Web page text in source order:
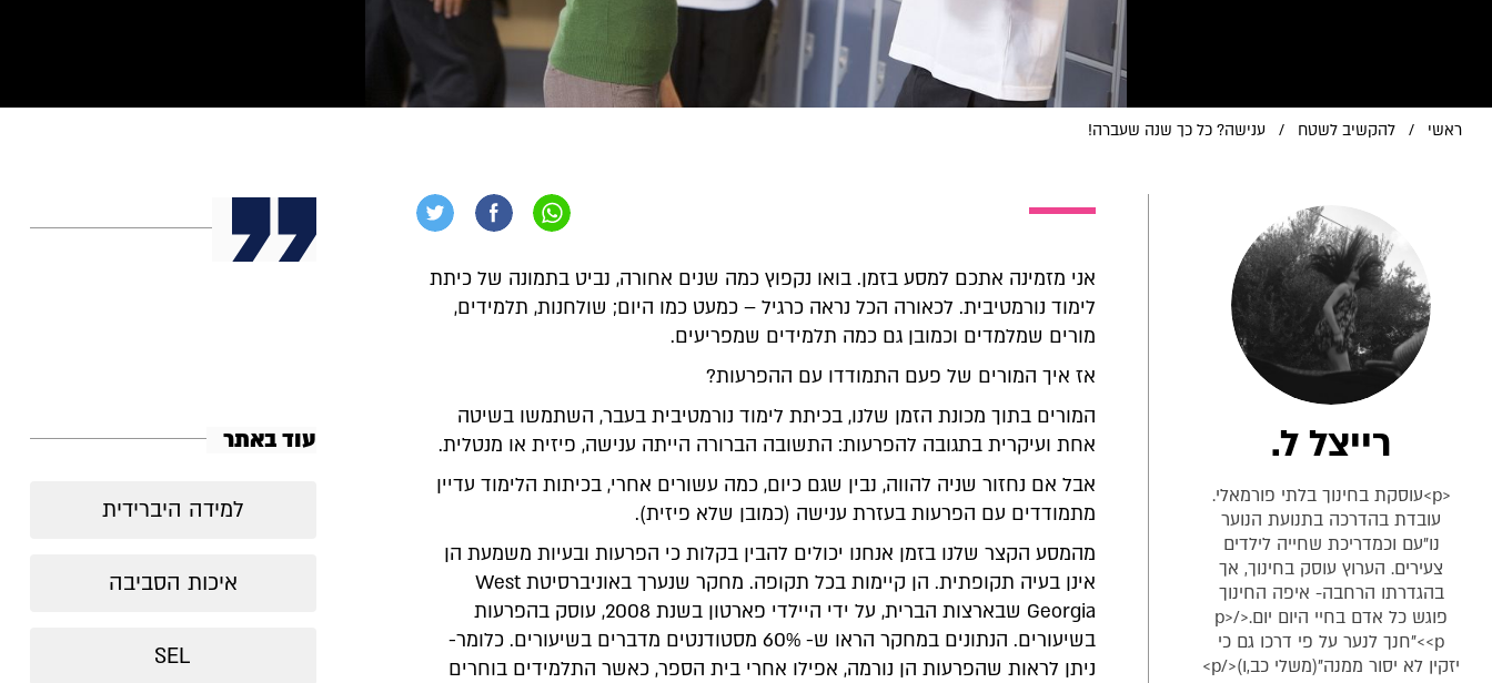
ראשי / להקשיב לשטח / ענישה? כל כך שנה שעברה!
אני מזמינה אתכם למסע בזמן. בואו נקפוץ כמה שנים אחורה, נביט בתמונה של כיתת
לימוד נורמטיבית. לכאורה הכל נראה כרגיל – כמעט כמו היום; שולחנות, תלמידים,
מורים שמלמדים וכמובן גם כמה תלמידים שמפריעים.
אז איך המורים של פעם התמודדו עם ההפרעות?
המורים בתוך מכונת הזמן שלנו, בכיתת לימוד נורמטיבית בעבר, השתמשו בשיטה
אחת ועיקרית בתגובה להפרעות: התשובה הברורה הייתה ענישה, פיזית או מנטלית.
אבל אם נחזור שניה להווה, נבין שגם כיום, כמה עשורים אחרי, בכיתות הלימוד עדיין
מתמודדים עם הפרעות בעזרת ענישה (כמובן שלא פיזית).
מהמסע הקצר שלנו בזמן אנחנו יכולים להבין בקלות כי הפרעות ובעיות משמעת הן
אינן בעיה תקופתית. הן קיימות בכל תקופה. מחקר שנערך באוניברסיטת West
Georgia שבארצות הברית, על ידי היילדי פארטון בשנת 2008, עוסק בהפרעות
בשיעורים. הנתונים במחקר הראו ש- 60% מסטודנטים מדברים בשיעורים. כלומר-
ניתן לראות שהפרעות הן נורמה, אפילו אחרי בית הספר, כאשר התלמידים בוחרים
רייצל ל.
<p>עוסקת בחינוך בלתי פורמאלי.
עובדת בהדרכה בתנועת הנוער
נו"עם וכמדריכת שחייה לילדים
צעירים. הערוץ עוסק בחינוך, אך
בהגדרתו הרחבה- איפה החינוך
פוגש כל אדם בחיי היום יום.</p>
<p>"חנך לנער על פי דרכו גם כי
יזקין לא יסור ממנה"(משלי כב,ו)</p>
עוד באתר
למידה היברידית
איכות הסביבה
SEL